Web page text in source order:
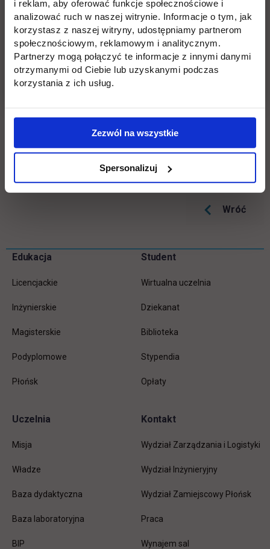
i reklam, aby oferować funkcje społecznościowe i
analizować ruch w naszej witrynie. Informacje o tym, jak
korzystasz z naszej witryny, udostępniamy partnerom
społecznościowym, reklamowym i analitycznym.
Partnerzy mogą połączyć te informacje z innymi danymi
otrzymanymi od Ciebie lub uzyskanymi podczas
korzystania z ich usług.
Zezwól na wszystkie
Spersonalizuj
https://rekrutacja.uth.edu.pl/pl/link otwiera się w nowej
Masz pytania? Zadzwoń, napisz!
tel.22 262 88 89
Odwiedź nasze Biura Rekrutacji:ul. Jutrzenki 135
lub ul. Jagiellońska 82F
Wróć
Pomiń
Informacje w stopce
Edukacja
Licencjackie
Inżynierskie
Magisterskie
Podyplomowe
Płońsk
Student
Wirtualna uczelnia
Dziekanat
Biblioteka
Stypendia
Opłaty
Uczelnia
Misja
Władze
Baza dydaktyczna
Baza laboratoryjna
BIP
Kontakt
Wydział Zarządzania i Logistyki
Wydział Inżynieryjny
Wydział Zamiejscowy Płońsk
Praca
Wynajem sal